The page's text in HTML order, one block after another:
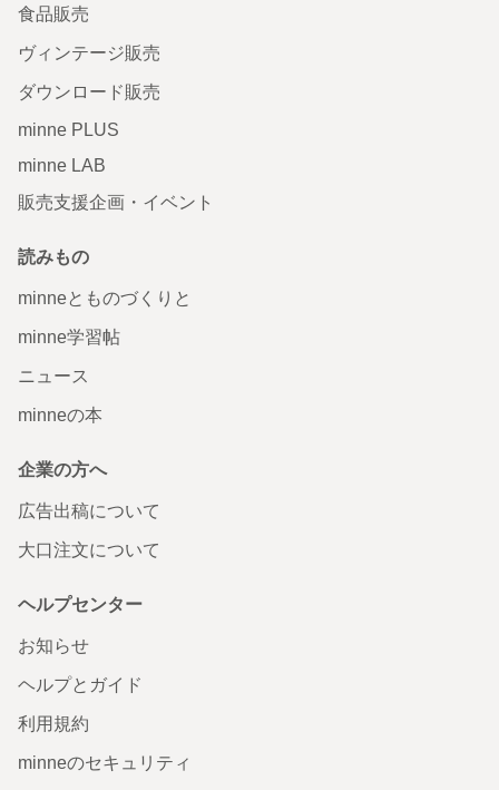
食品販売
ヴィンテージ販売
ダウンロード販売
minne PLUS
minne LAB
販売支援企画・イベント
読みもの
minneとものづくりと
minne学習帖
ニュース
minneの本
企業の方へ
広告出稿について
大口注文について
ヘルプセンター
お知らせ
ヘルプとガイド
利用規約
minneのセキュリティ